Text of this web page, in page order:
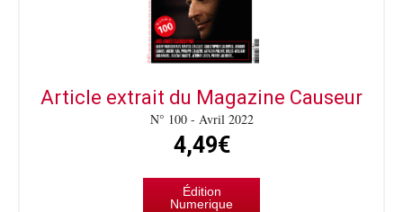
Article extrait du Magazine Causeur
N° 100 - Avril 2022
4,49€
Édition
Numerique